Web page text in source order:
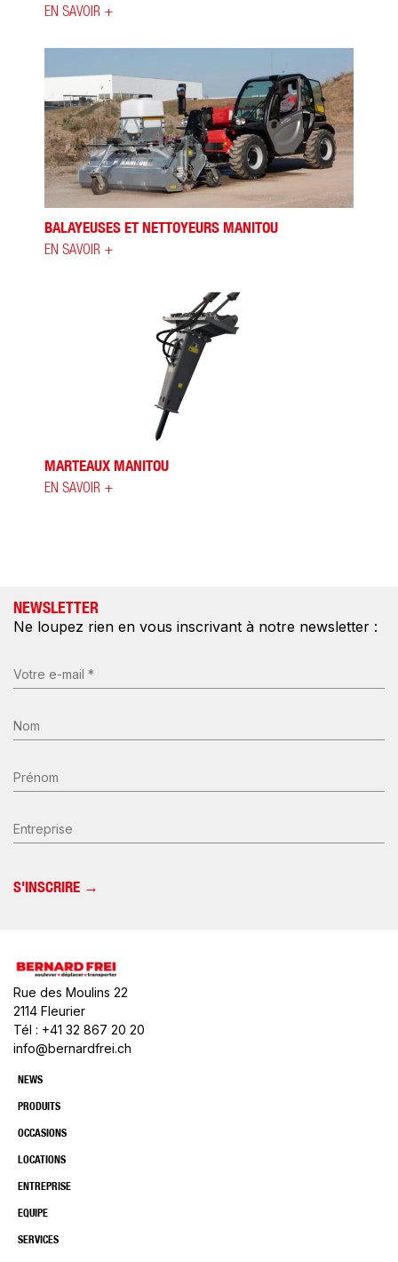
EN SAVOIR +
BALAYEUSES ET NETTOYEURS MANITOU
EN SAVOIR +
MARTEAUX MANITOU
EN SAVOIR +
NEWSLETTER
Ne loupez rien en vous inscrivant à notre newsletter :
E-
mail
Nom
*
Prénom
Entreprise
Rue des Moulins 22
2114 Fleurier
Tél : +41 32 867 20 20
info@bernardfrei.ch
NEWS
PRODUITS
OCCASIONS
LOCATIONS
ENTREPRISE
EQUIPE
SERVICES